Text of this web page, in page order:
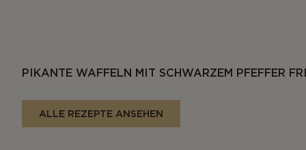
PIKANTE WAFFELN MIT SCHWARZEM PFEFFER
ALLE REZEPTE ANSEHEN